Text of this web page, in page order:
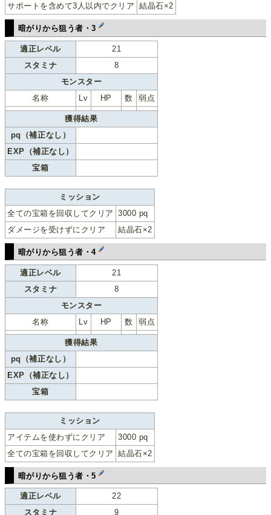
サポートを含めて3人以内でクリア 結晶石×2
暗がりから狙う者・3
適正レベル
21
スタミナ
8
モンスター
名称
Lv HP 数 弱点
獲得結果
pq（補正なし）
EXP（補正なし）
宝箱
ミッション
全ての宝箱を回収してクリア 3000 pq
ダメージを受けずにクリア
結晶石×2
暗がりから狙う者・4
適正レベル
21
スタミナ
8
モンスター
名称
Lv HP 数 弱点
獲得結果
pq（補正なし）
EXP（補正なし）
宝箱
ミッション
アイテムを使わずにクリア
3000 pq
全ての宝箱を回収してクリア 結晶石×2
暗がりから狙う者・5
適正レベル
22
スタミナ
9